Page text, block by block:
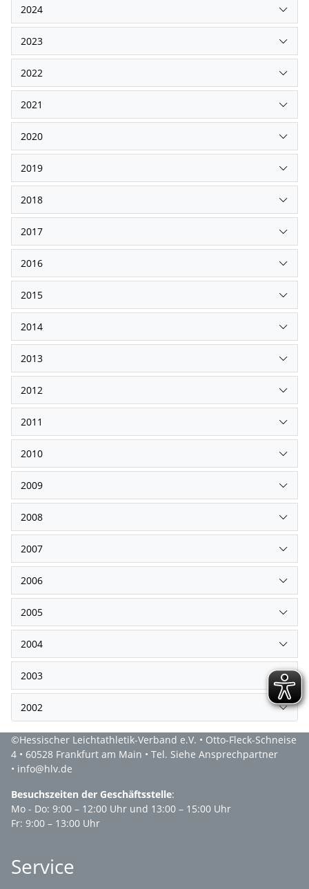
2024
2023
2022
2021
2020
2019
2018
2017
2016
2015
2014
2013
2012
2011
2010
2009
2008
2007
2006
2005
2004
2003
2002
©Hessischer Leichtathletik-Verband e.V. • Otto-Fleck-Schneise
4 • 60528 Frankfurt am Main • Tel. Siehe Ansprechpartner
• info@hlv.de
Besuchszeiten der Geschäftsstelle:
Mo - Do: 9:00 – 12:00 Uhr und 13:00 – 15:00 Uhr
Fr: 9:00 – 13:00 Uhr
Service